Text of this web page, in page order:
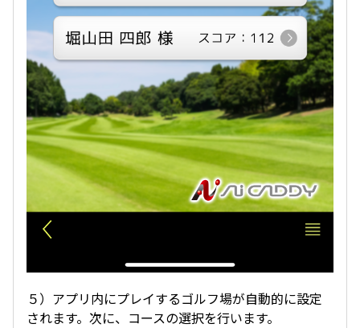
５）アプリ内にプレイするゴルフ場が自動的に設定
されます。次に、コースの選択を行います。